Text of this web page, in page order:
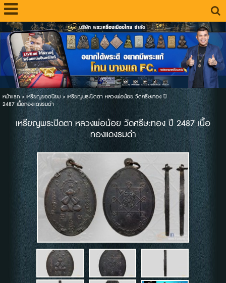
หน้าแรก>เหรียญยอดนิยม>เหรียญพระปิดตา หลวงพ่อน้อย วัดศรีษะทอง ปี
2487 เนื้อทองแดงรมดำ
เหรียญพระปิดตา หลวงพ่อน้อย วัดศรีษะทอง ปี 2487 เนื้อ
ทองแดงรมดำ